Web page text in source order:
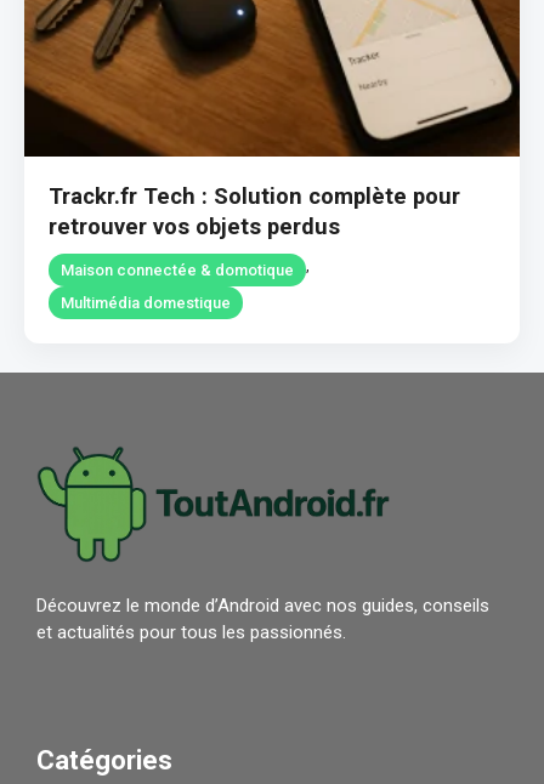
Trackr.fr Tech : Solution complète pour
retrouver vos objets perdus
Maison connectée & domotique
Multimédia domestique
Découvrez le monde d’Android avec nos guides, conseils
et actualités pour tous les passionnés.
Catégories